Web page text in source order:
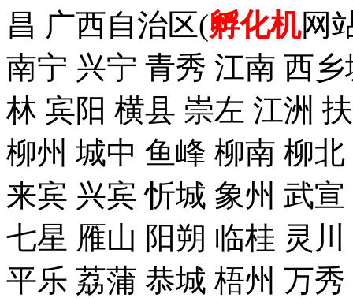
昌 广西自治区(孵化机网
南宁 兴宁 青秀 江南 西
林 宾阳 横县 崇左 江洲
柳州 城中 鱼峰 柳南 柳
来宾 兴宾 忻城 象州 武
七星 雁山 阳朔 临桂 灵
平乐 荔蒲 恭城 梧州 万